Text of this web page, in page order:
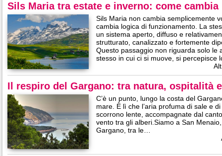
Sils Maria tra estate e inverno: come
Sils Maria non cambia semplicemente
cambia logica di funzionamento. La
un sistema aperto, diffuso e
strutturato, canalizzato e fortemente
Questo passaggio non riguarda solo le
stesso in cui ci si muove, si percepisce
Il respiro del Gargano: tra natura, ospitalità
C’è un punto, lungo la costa del
mare. È lì che l’aria profuma di sale e
scorrono lente, accompagnate dal
vento tra gli alberi.Siamo a San
Gargano, tra le…